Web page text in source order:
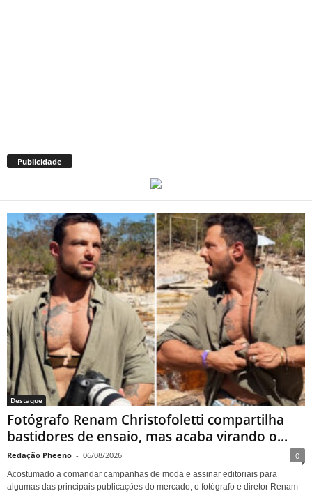
Publicidade
Destaque
Fotógrafo Renam Christofoletti compartilha
bastidores de ensaio, mas acaba virando o...
Redação Pheeno - 06/08/2026 0
Acostumado a comandar campanhas de moda e assinar editoriais para
algumas das principais publicações do mercado, o fotógrafo e diretor Renam